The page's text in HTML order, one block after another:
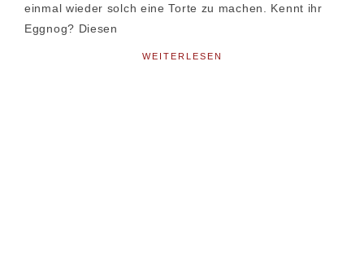
einmal wieder solch eine Torte zu machen. Kennt ihr
Eggnog? Diesen
WEITERLESEN